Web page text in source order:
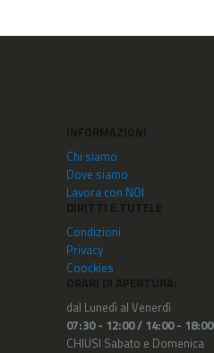
Chi siamo
Dove siamo
Lavora con NOI
Condizioni
Privacy
Coockies
dal Lunedì al Venerdì
07:30 - 12:00 / 14:00 - 18:00
CHIUSI Sabato e Domenica